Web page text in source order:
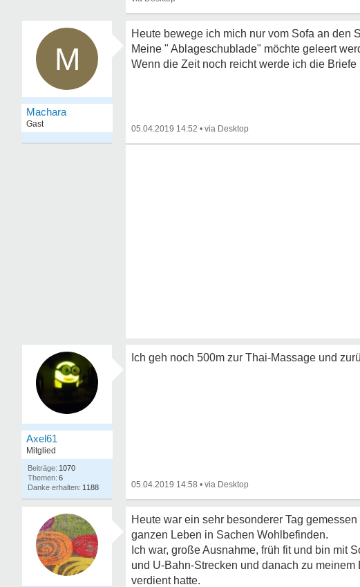
M
Machara
Gast
Heute bewege ich mich nur vom Sofa an den
Meine " Ablageschublade" möchte geleert
Wenn die Zeit noch reicht werde ich die
05.04.2019 14:52 •
Axel61
Mitglied
1070
6
1188
Ich geh noch 500m zur Thai-Massage und
05.04.2019 14:58 •
Heute war ein sehr besonderer Tag
ganzen Leben in Sachen Wohlbefinden.
Ich war, große Ausnahme, früh fit und bin mit
und U-Bahn-Strecken und danach zu
verdient hatte.